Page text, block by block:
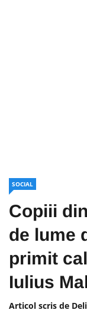
SOCIAL
Copiii
de lume
primit
Iulius
Articol scris de